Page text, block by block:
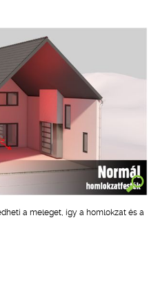
a meleget, így a homlokzat és a